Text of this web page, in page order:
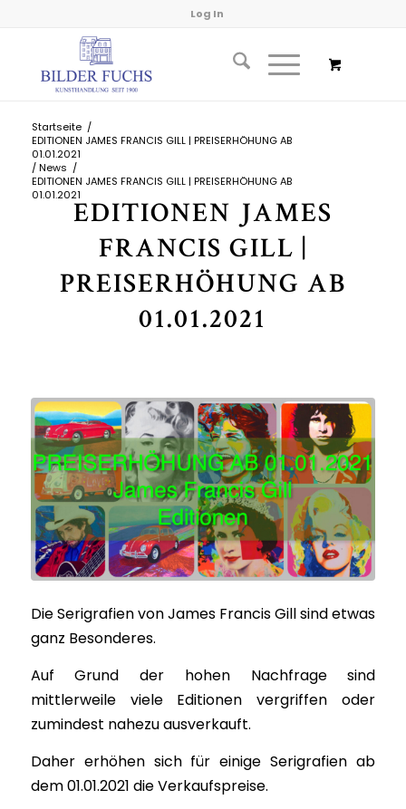
Log In
Startseite /
EDITIONEN JAMES FRANCIS GILL | PREISERHÖHUNG AB
01.01.2021
/ News /
EDITIONEN JAMES FRANCIS GILL | PREISERHÖHUNG AB
01.01.2021
EDITIONEN JAMES
FRANCIS GILL |
PREISERHÖHUNG AB
01.01.2021
Die Serigrafien von James Francis Gill sind etwas
ganz Besonderes.
Auf Grund der hohen Nachfrage sind
mittlerweile viele Editionen vergriffen oder
zumindest nahezu ausverkauft.
Daher erhöhen sich für einige Serigrafien ab
dem 01.01.2021 die Verkaufspreise.